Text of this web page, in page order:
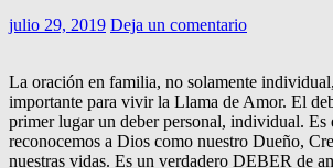
julio 29, 2019 Deja un comentario
La oración en familia, no solamente
importante para vivir la Llama de Amor. El
primer lugar un deber personal, individual. Es
reconocemos a Dios como nuestro Dueño,
nuestras vidas. Es un verdadero DEBER de